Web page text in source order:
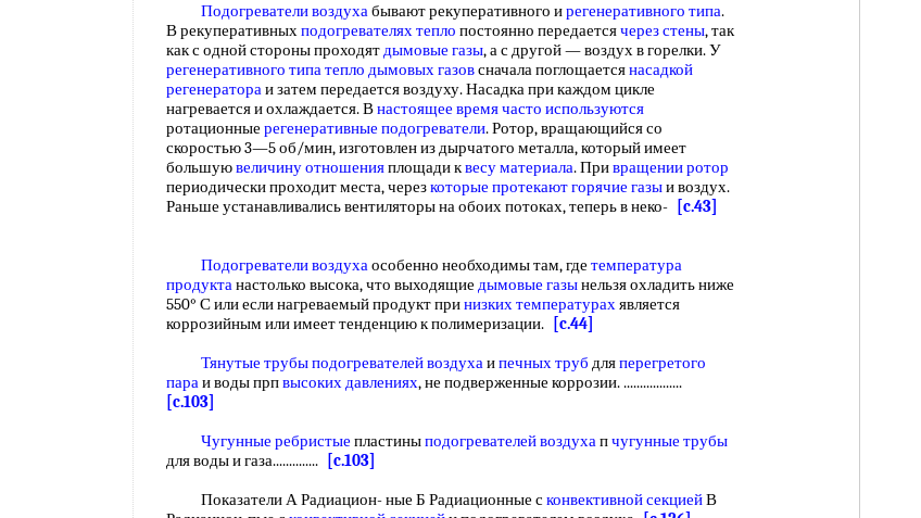
Подогреватели воздухабывают рекуперативного ирегенеративного типа.
В рекуперативныхподогревателях тепло постоянно передаетсячерез стены, так
как с одной стороны проходятдымовые газы, а с другой — воздух в горелки. У
регенеративного типатепло дымовых газовсначала поглощаетсянасадкой
регенератораи затем передается воздуху. Насадка при каждом цикле
нагревается и охлаждается. Внастоящее времячасто используются
ротационные регенеративные подогреватели. Ротор, вращающийся со
скоростью 3—5 об/мин, изготовлен из дырчатого металла, который имеет
большуювеличину отношенияплощади квесу материала. Привращении ротор
периодически проходит места, черезкоторые протекаютгорячие газыи воздух.
Раньше устанавливались вентиляторы на обоих потоках, теперь в неко-
[c.43]
Подогреватели воздухаособенно необходимы там, где температура
продуктанастолько высока, что выходящие дымовые газынельзя охладить ниже
550° С или если нагреваемый продукт принизких температурахявляется
коррозийным или имеет тенденцию к полимеризации.
[c.44]
Тянутые трубыподогревателей воздухаипечных труб дляперегретого
параи воды прпвысоких давлениях, не подверженные коррозии. ..................
[c.103]
Чугунные ребристые пластиныподогревателей воздухапчугунные трубы
для воды и газа..............
[c.103]
Показатели А Радиацион- ные Б Радиационные сконвективной секциейВ